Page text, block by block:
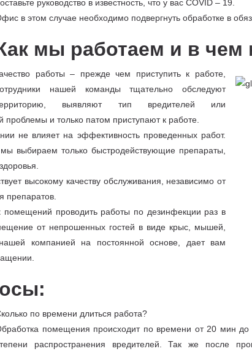
руководство в известность, что у вас COVID – 19.
в этом случае необходимо подвергнуть обработке в
мы работаем и в
работы – прежде чем приступить к работе,
нашей команды тщательно обследуют
выявляют тип вредителей или
и только патом приступают к работе.
не влияет на эффективность проведенных работ.
выбираем только быстродействующие препараты,
высокому качеству обслуживания, независимо от
препаратов.
проводить работы по дезинфекции раз в
от непрошенных гостей в виде крыс, мышей,
компанией на постоянной основе, дает вам
по времени длиться работа?
помещения происходит по времени от 20 мин
распространения вредителей. Так же после